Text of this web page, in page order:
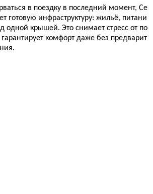
в поездку в последний момент, Ce
готовую инфраструктуру: жильё, питани
одной крышей. Это снимает стресс от по
гарантирует комфорт даже без предварит